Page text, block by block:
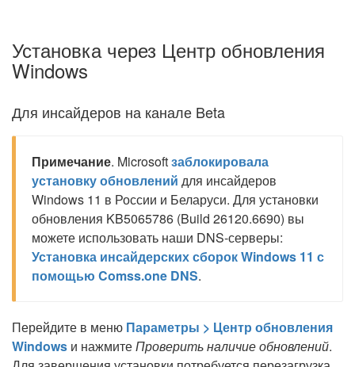
Установка через Центр обновления
Windows
Для инсайдеров на канале Beta
Примечание. Microsoftзаблокировала
установку обновлений для инсайдеров
Windows 11 в России и Беларуси. Для установки
обновления KB5065786 (Build 26120.6690) вы
можете использовать наши DNS-серверы:
Установка инсайдерских сборок Windows 11 с
помощью Comss.one DNS.
Перейдите в меню Параметры > Центр обновления
Windows и нажмитеПроверить наличие обновлений.